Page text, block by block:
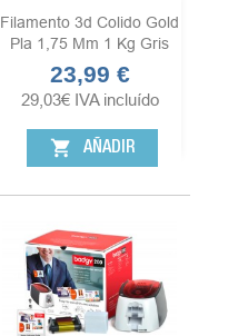
Filamento 3d Colido Gold
Pla 1,75 Mm 1 Kg Gris
Precio
23,99 €
29,03€ IVA incluído
shopping_cart AÑADIR